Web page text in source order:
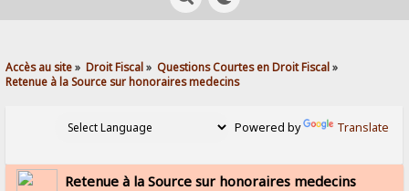
Accès au site» Droit Fiscal» Questions Courtes en Droit Fiscal»
Retenue à la Source sur honoraires medecins
Powered by Translate
Retenue à la Source sur honoraires medecins